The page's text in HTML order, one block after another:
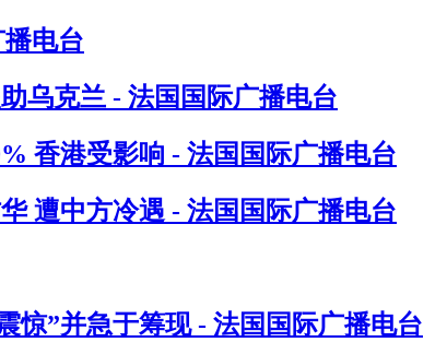
电台
乌克兰 - 法国国际广播电台
香港受影响 - 法国国际广播电台
遭中方冷遇 - 法国国际广播电台
惊”并急于筹现 - 法国国际广播电台